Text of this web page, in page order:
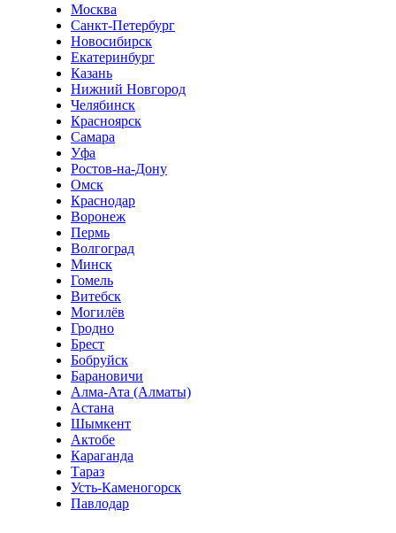
Москва
Санкт-Петербург
Новосибирск
Екатеринбург
Казань
Нижний Новгород
Челябинск
Красноярск
Самара
Уфа
Ростов-на-Дону
Омск
Краснодар
Воронеж
Пермь
Волгоград
Минск
Гомель
Витебск
Могилёв
Гродно
Брест
Бобруйск
Барановичи
Алма-Ата (Алматы)
Астана
Шымкент
Актобе
Караганда
Тараз
Усть-Каменогорск
Павлодар